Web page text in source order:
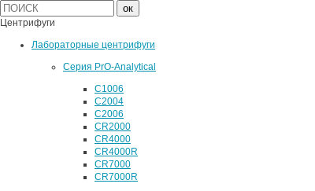
Центрифуги
Лабораторные центрифуги
Серия PrO-Analytical
C1006
C2004
C2006
CR2000
CR4000
CR4000R
CR7000
CR7000R